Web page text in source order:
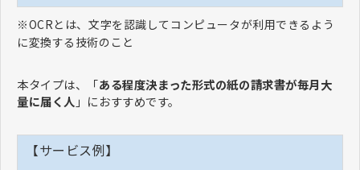
※OCRとは、文字を認識してコンピュータが利用できるよう
に変換する技術のこと
本タイプは、「ある程度決まった形式の紙の請求書が毎月大
量に届く人 」におすすめです。
【サービス例】